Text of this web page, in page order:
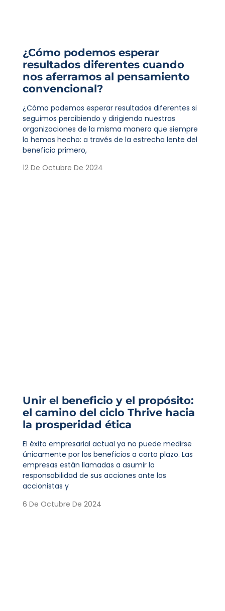
¿Cómo podemos esperar
resultados diferentes cuando
nos aferramos al pensamiento
convencional?
¿Cómo podemos esperar resultados diferentes si
seguimos percibiendo y dirigiendo nuestras
organizaciones de la misma manera que siempre
lo hemos hecho: a través de la estrecha lente del
beneficio primero,
12 De Octubre De 2024
Unir el beneficio y el propósito:
el camino del ciclo Thrive hacia
la prosperidad ética
El éxito empresarial actual ya no puede medirse
únicamente por los beneficios a corto plazo. Las
empresas están llamadas a asumir la
responsabilidad de sus acciones ante los
accionistas y
6 De Octubre De 2024